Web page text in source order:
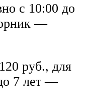
с 10:00 до
—
руб., для
7 лет —